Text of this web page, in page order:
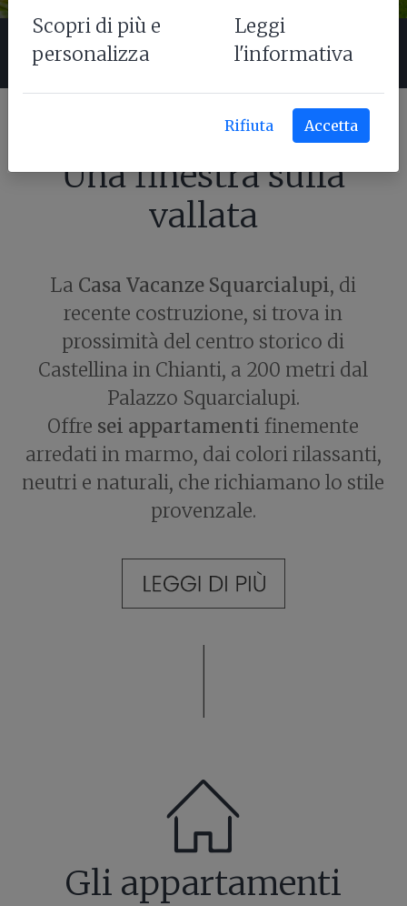
APPARTAMENTI SERVIZI
Una finestra sulla
vallata
La Casa Vacanze Squarcialupi, di
recente costruzione, si trova in
prossimità del centro storico di
Castellina in Chianti, a 200 metri dal
Palazzo Squarcialupi.
Offre sei appartamenti finemente
arredati in marmo, dai colori rilassanti,
neutri e naturali, che richiamano lo stile
provenzale.
Gli appartamenti
Scopri di più e
personalizza
Leggi
l'informativa
Rifiuta Accetta